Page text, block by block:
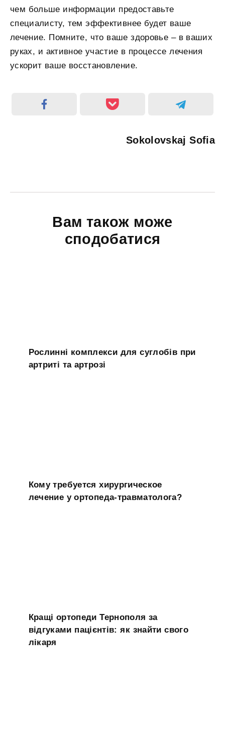
чем больше информации предоставьте
специалисту, тем эффективнее будет ваше
лечение. Помните, что ваше здоровье – в ваших
руках, и активное участие в процессе лечения
ускорит ваше восстановление.
Sokolovskaj Sofia
Вам також може
сподобатися
Рослинні комплекси для суглобів при
артриті та артрозі
Кому требуется хирургическое
лечение у ортопеда-травматолога?
Кращі ортопеди Тернополя за
відгуками пацієнтів: як знайти свого
лікаря